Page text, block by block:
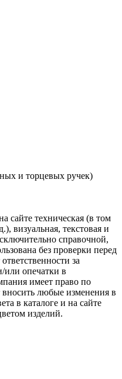
и торцевых ручек)
сайте техническая (в том
визуальная, текстовая и
справочной,
без проверки перед
за
опечатки в
имеет право по
любые изменения в
в каталоге и на сайте
изделий.